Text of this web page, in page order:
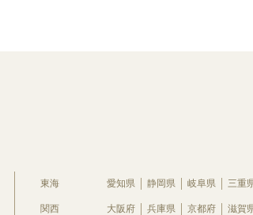
東海 愛知県 静岡県 岐阜県 三重
関西 大阪府 兵庫県 京都府 滋賀